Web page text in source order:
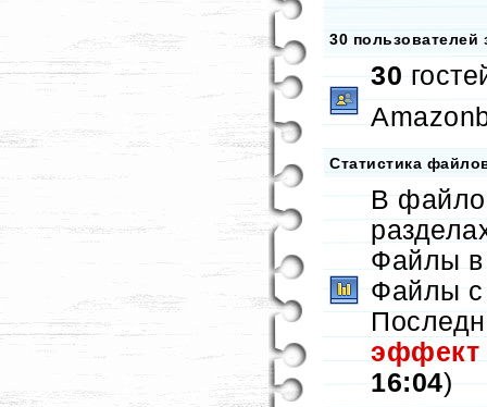
30 пользователей
30
Статистика
В
Файлы в
Файлы
эффект
16:04)